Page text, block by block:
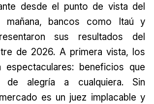
desde el punto de vista del
mañana, bancos como Itaú y
sus resultados del
de 2026. A primera vista, los
espectaculares: beneficios que
de alegría a cualquiera. Sin
es un juez implacable y